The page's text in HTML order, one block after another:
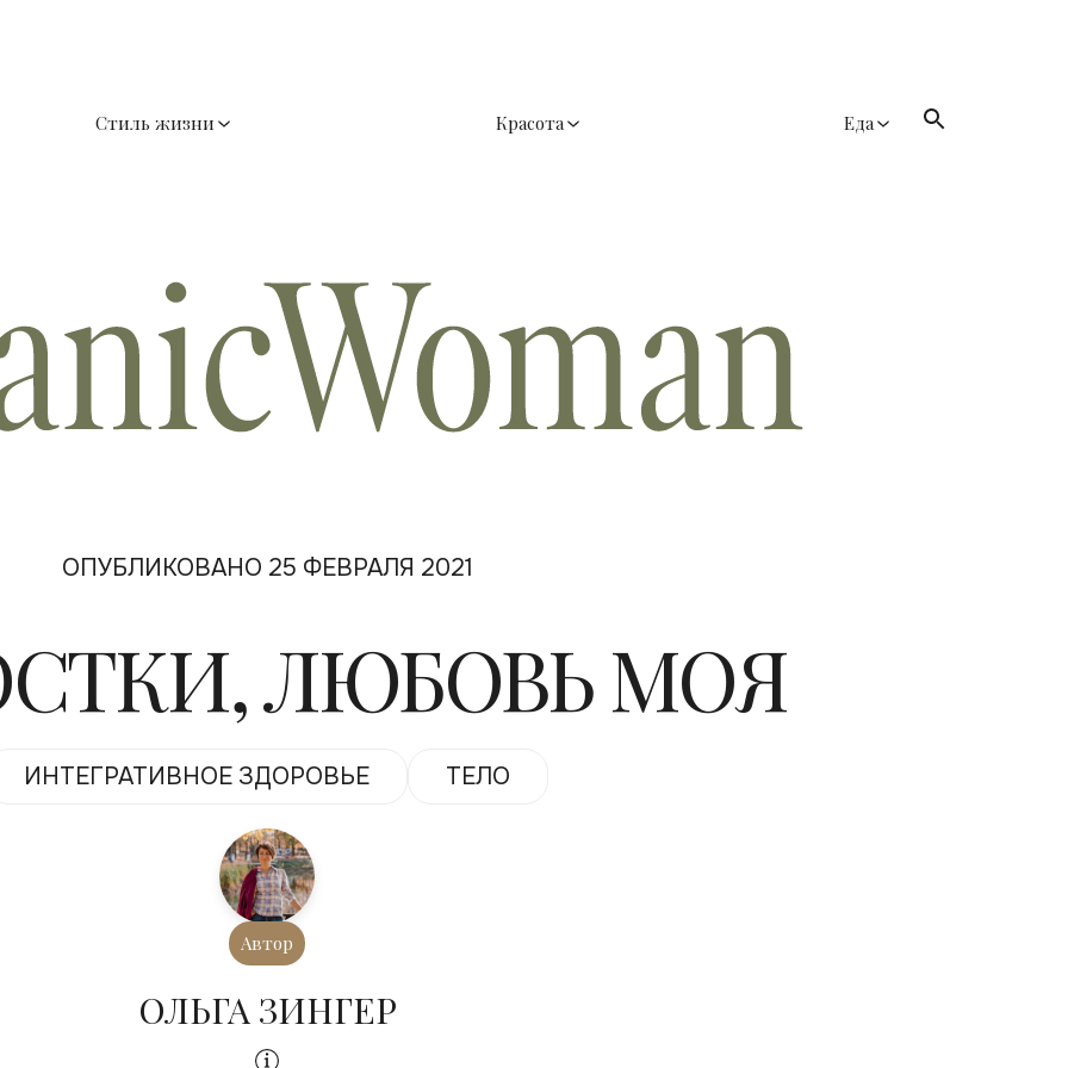
Стиль жизни Красота Еда
ОПУБЛИКОВАНО 25 ФЕВРАЛЯ 2021
ЛЮБОВЬ МОЯ
ИНТЕГРАТИВНОЕ ЗДОРОВЬЕ ТЕЛО
Автор
ОЛЬГА ЗИНГЕР